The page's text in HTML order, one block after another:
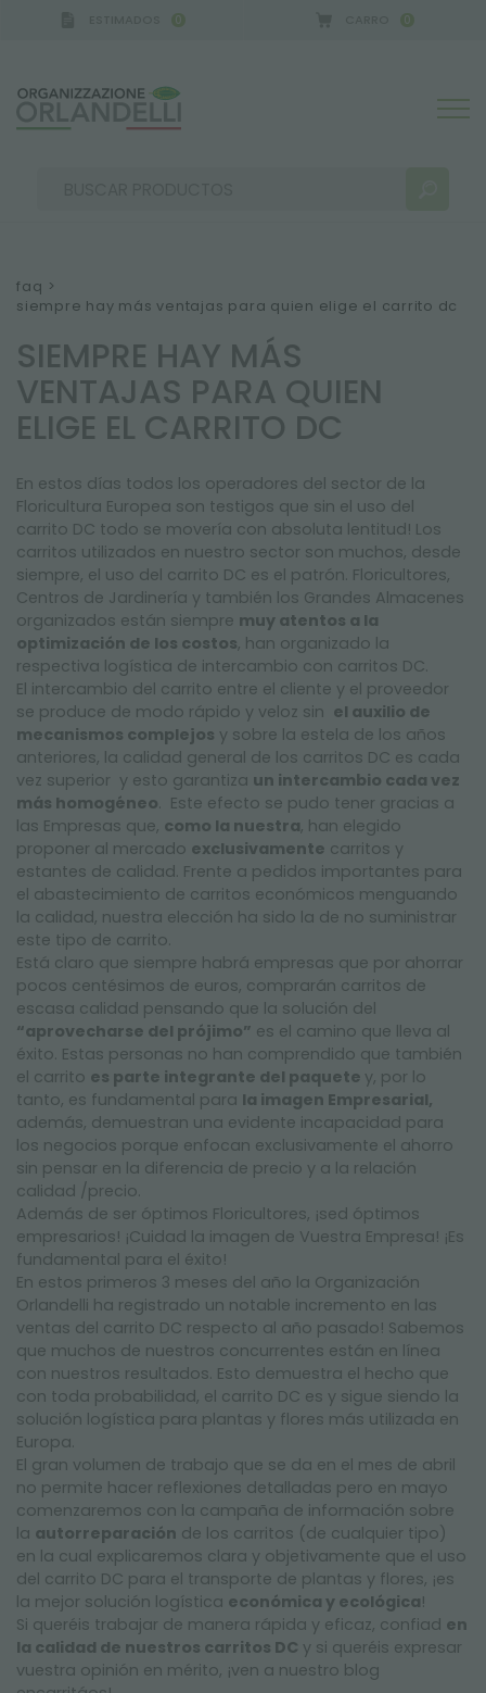
0 0
faq >
siempre hay más ventajas para quien elige el carrito dc
SIEMPRE HAY MÁS
VENTAJAS PARA QUIEN
ELIGE EL CARRITO DC
En estos días todos los operadores del sector de la
Floricultura Europea son testigos que sin el uso del
carrito DC todo se movería con absoluta lentitud! Los
carritos utilizados en nuestro sector son muchos, desde
siempre, el uso del carrito DC es el patrón. Floricultores,
Centros de Jardinería y también los Grandes Almacenes
organizados están siempre muy atentos a la
optimización de los costos, han organizado la
respectiva logística de intercambio con carritos DC.
El intercambio del carrito entre el cliente y el proveedor
se produce de modo rápido y veloz sin el auxilio de
mecanismos complejos y sobre la estela de los años
anteriores, la calidad general de los carritos DC es cada
vez superior y esto garantiza un intercambio cada vez
más homogéneo. Este efecto se pudo tener gracias a
las Empresas que, como la nuestra, han elegido
proponer al mercado exclusivamente carritos y
estantes de calidad. Frente a pedidos importantes para
el abastecimiento de carritos económicos menguando
la calidad, nuestra elección ha sido la de no suministrar
este tipo de carrito.
Está claro que siempre habrá empresas que por ahorrar
pocos centésimos de euros, comprarán carritos de
escasa calidad pensando que la solución del
“aprovecharse del prójimo” es el camino que lleva al
éxito. Estas personas no han comprendido que también
el carrito es parte integrante del paquete y, por lo
tanto, es fundamental para la imagen Empresarial,
además, demuestran una evidente incapacidad para
los negocios porque enfocan exclusivamente el ahorro
sin pensar en la diferencia de precio y a la relación
calidad /precio.
Además de ser óptimos Floricultores, ¡sed óptimos
empresarios! ¡Cuidad la imagen de Vuestra Empresa! ¡Es
fundamental para el éxito!
En estos primeros 3 meses del año la Organización
Orlandelli ha registrado un notable incremento en las
ventas del carrito DC respecto al año pasado! Sabemos
que muchos de nuestros concurrentes están en línea
con nuestros resultados. Esto demuestra el hecho que
con toda probabilidad, el carrito DC es y sigue siendo la
solución logística para plantas y flores más utilizada en
Europa.
El gran volumen de trabajo que se da en el mes de abril
no permite hacer reflexiones detalladas pero en mayo
comenzaremos con la campaña de información sobre
la autorreparación de los carritos (de cualquier tipo)
en la cual explicaremos clara y objetivamente que el uso
del carrito DC para el transporte de plantas y flores, ¡es
la mejor solución logística económica y ecológica!
Si queréis trabajar de manera rápida y eficaz, confiad en
la calidad de nuestros carritos DC y si queréis expresar
vuestra opinión en mérito, ¡ven a nuestro blog